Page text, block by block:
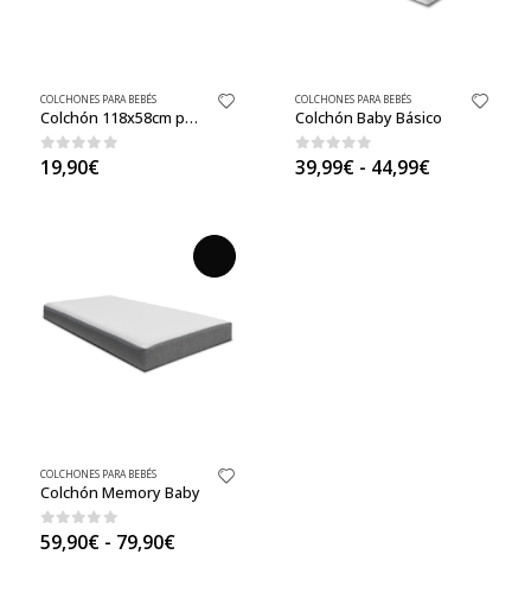
COLCHONES PARA BEBÉS
Colchón 118x58cm para Cama de Viaje (Enrollada)
0 out of 5
19,90€
COLCHONES PARA BEBÉS
Colchón Baby Básico
0out of 5
39,99€ - 44,99€Rango
COLCHONES PARA BEBÉS
Colchón Memory Baby
0 out of 5
59,90€ - 79,90€Rango